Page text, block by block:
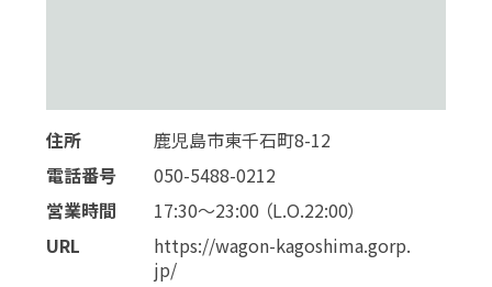
住所
鹿児島市東千石町8-12
電話番号
050-5488-0212
営業時間
17:30～23:00 （L.O.22:00）
URL
https://wagon-kagoshima.gorp.
jp/